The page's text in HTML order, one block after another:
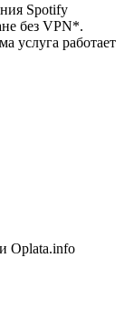
Spotify
без VPN*.
услуга работает
Oplata.info